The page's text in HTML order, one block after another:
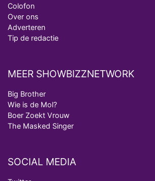
Colofon
Over ons
Adverteren
Tip de redactie
MEER SHOWBIZZNETWORK
Big Brother
Wie is de Mol?
Boer Zoekt Vrouw
The Masked Singer
SOCIAL MEDIA